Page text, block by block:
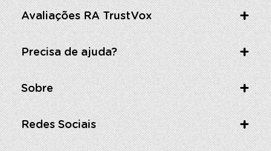
Avaliações RA TrustVox
Precisa de ajuda?
Sobre
Redes Sociais